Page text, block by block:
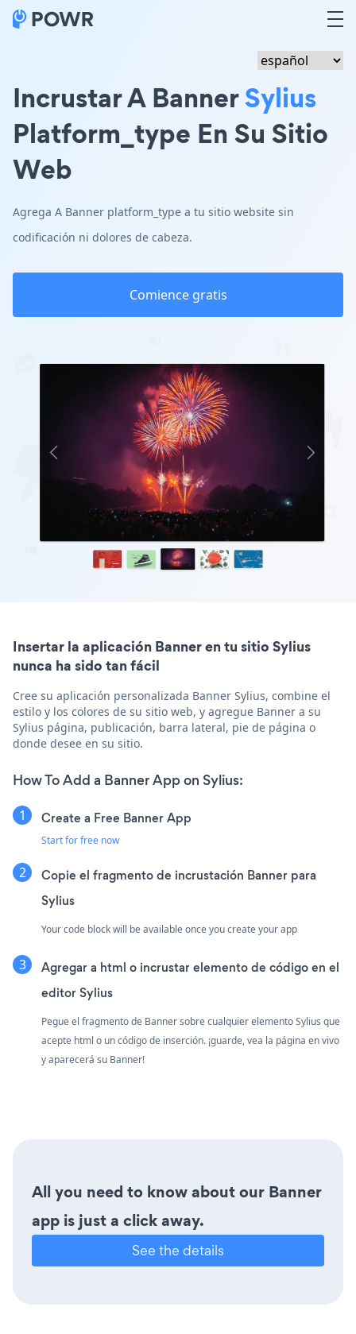
Incrustar A BannerSylius
Platform_type En Su Sitio
Web
Agrega A Banner platform_type a tu sitio website sin
codificación ni dolores de cabeza.
Comience gratis
Insertar la aplicación Banner en tu sitio Sylius
nunca ha sido tan fácil
Cree su aplicación personalizada Banner Sylius, combine el
estilo y los colores de su sitio web, y agregue Banner a su
Sylius página, publicación, barra lateral, pie de página o
donde desee en su sitio.
How To Add a Banner App on Sylius:
Create a Free Banner App
Start for free now
Copie el fragmento de incrustación Banner para
Sylius
Your code block will be available once you create your app
Agregar a html o incrustar elemento de código en el
editor Sylius
Pegue el fragmento de Banner sobre cualquier elemento Sylius que
acepte html o un código de inserción. ¡guarde, vea la página en vivo
y aparecerá su Banner!
All you need to know about our Banner
app is just a click away.
See the details